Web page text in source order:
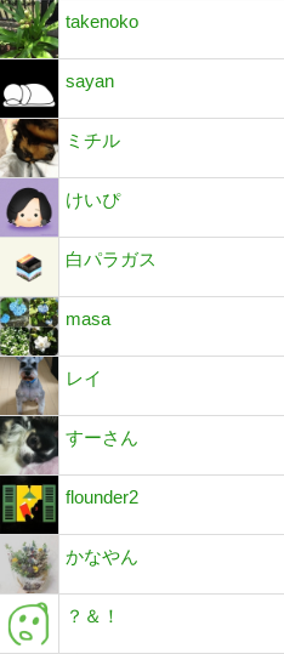
takenoko
sayan
ミチル
けいぴ
白パラガス
masa
レイ
すーさん
flounder2
かなやん
？＆！